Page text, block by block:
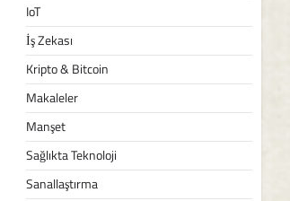
IoT
İş Zekası
Kripto & Bitcoin
Makaleler
Manşet
Sağlıkta Teknoloji
Sanallaştırma